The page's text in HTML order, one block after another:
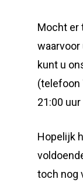
Mocht er
waarvoor
kunt u
(telefoon
21:00
Hopelijk
toch nog